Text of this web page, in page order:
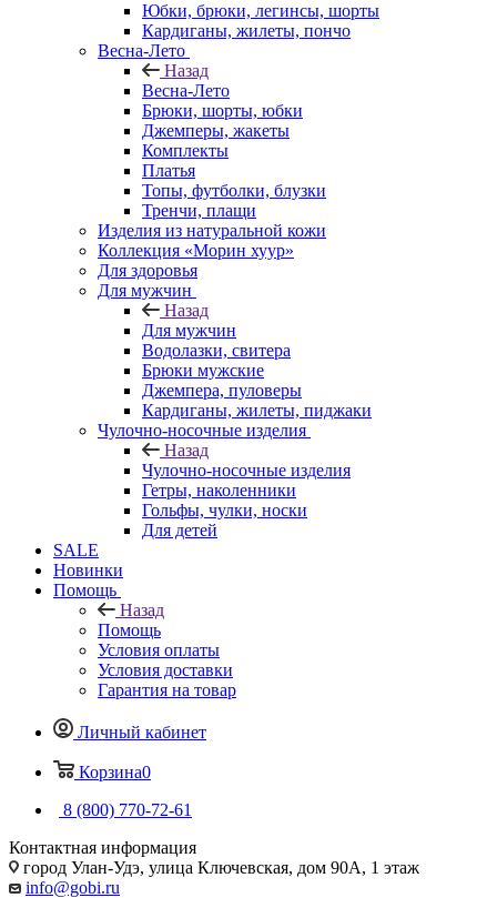
Юбки, брюки, легинсы, шорты
Кардиганы, жилеты, пончо
Весна-Лето
Назад
Весна-Лето
Брюки, шорты, юбки
Джемперы, жакеты
Комплекты
Платья
Топы, футболки, блузки
Тренчи, плащи
Изделия из натуральной кожи
Коллекция «Морин хуур»
Для здоровья
Для мужчин
Назад
Для мужчин
Водолазки, свитера
Брюки мужские
Джемпера, пуловеры
Кардиганы, жилеты, пиджаки
Чулочно-носочные изделия
Назад
Чулочно-носочные изделия
Гетры, наколенники
Гольфы, чулки, носки
Для детей
SALE
Новинки
Помощь
Назад
Помощь
Условия оплаты
Условия доставки
Гарантия на товар
Личный кабинет
Корзина0
8 (800) 770-72-61
Контактная информация
город Улан-Удэ, улица Ключевская, дом 90А, 1 этаж
info@gobi.ru